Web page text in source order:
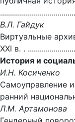
В.Л. Гайдук
Виртуальные
XXI в. .
История и
И.Н. Косиченко
Самоуправление
ранний
Л.М. Артамонова